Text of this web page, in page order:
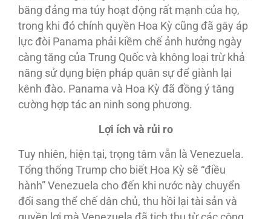
băng đảng ma túy hoạt động rất mạnh của họ,
trong khi đó chính quyền Hoa Kỳ cũng đã gây áp
lực đòi Panama phải kiềm chế ảnh hưởng ngày
càng tăng của Trung Quốc và không loại trừ khả
năng sử dụng biện pháp quân sự để giành lại
kênh đào. Panama và Hoa Kỳ đã đồng ý tăng
cường hợp tác an ninh song phương.
Lợi ích và rủi ro
Tuy nhiên, hiện tại, trọng tâm vẫn là Venezuela.
Tổng thống Trump cho biết Hoa Kỳ sẽ “điều
hành” Venezuela cho đến khi nước này chuyển
đổi sang thể chế dân chủ, thu hồi lại tài sản và